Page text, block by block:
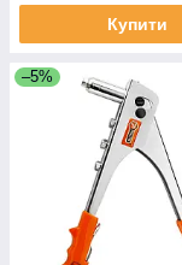
Купити
–5%